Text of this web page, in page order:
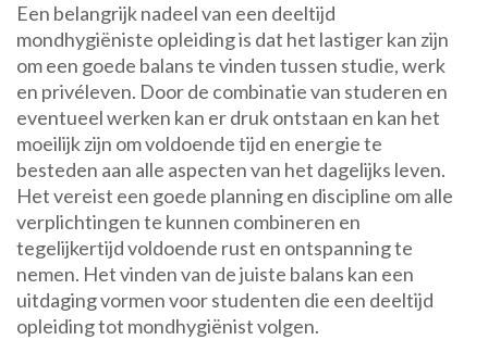
Een belangrijk nadeel van een deeltijd
mondhygiëniste opleiding is dat het lastiger kan zijn
om een goede balans te vinden tussen studie, werk
en privéleven. Door de combinatie van studeren en
eventueel werken kan er druk ontstaan en kan het
moeilijk zijn om voldoende tijd en energie te
besteden aan alle aspecten van het dagelijks leven.
Het vereist een goede planning en discipline om alle
verplichtingen te kunnen combineren en
tegelijkertijd voldoende rust en ontspanning te
nemen. Het vinden van de juiste balans kan een
uitdaging vormen voor studenten die een deeltijd
opleiding tot mondhygiënist volgen.